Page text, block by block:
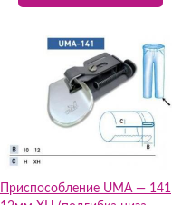
Приспособление UMA — 141